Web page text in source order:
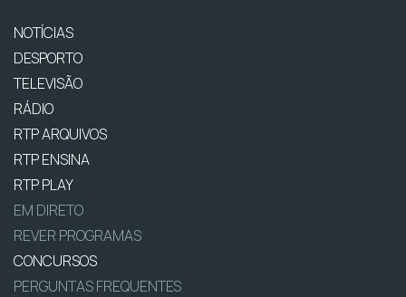
NOTÍCIAS
DESPORTO
TELEVISÃO
RÁDIO
RTP ARQUIVOS
RTP ENSINA
RTP PLAY
EM DIRETO
REVER PROGRAMAS
CONCURSOS
PERGUNTAS FREQUENTES